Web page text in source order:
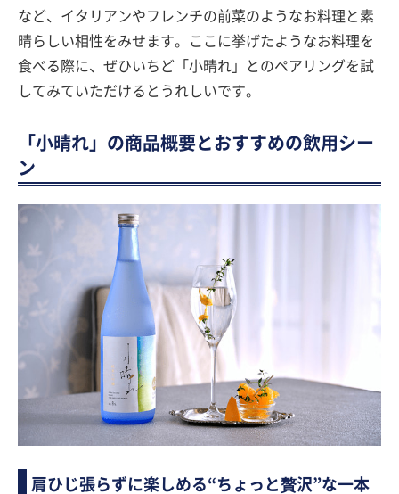
など、イタリアンやフレンチの前菜のようなお料理と素
晴らしい相性をみせます。ここに挙げたようなお料理を
食べる際に、ぜひいちど「小晴れ」とのペアリングを試
してみていただけるとうれしいです。
「小晴れ」の商品概要とおすすめの飲用シー
ン
肩ひじ張らずに楽しめる“ちょっと贅沢”な一本